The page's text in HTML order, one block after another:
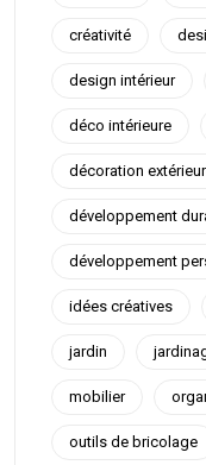
créativité
design intérieur
déco intérieure
décoration
développement
développement
idées créatives
jardin
mobilier
outils de bricolage